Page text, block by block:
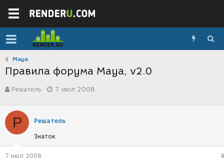
Maya
Правила форума Maya, v2.0
в
о
р
т
е
м
ы
Решатель
а
с
з
д
7 июл 2008
Р Решатель
Знаток
7 июл 2008